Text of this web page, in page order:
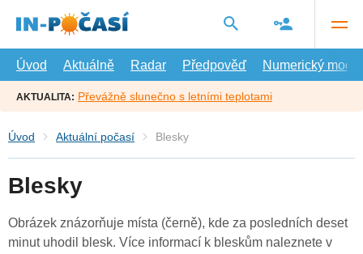
hlavní
Úvod
Aktuálně Radar Předpověď Numerický model
AKTUALITA: Převážně slunečno s letními teplotami
Úvod Aktuální počasí Blesky
Blesky
Obrázek znázorňuje místa (černě), kde za posledních deset
minut uhodil blesk. Více informací k bleskům naleznete v